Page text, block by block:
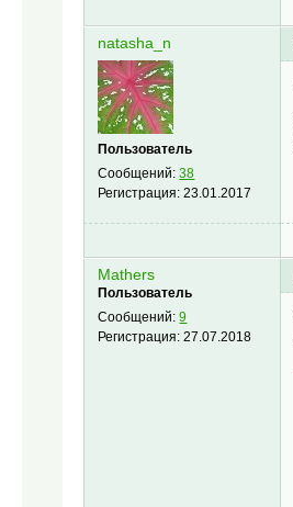
natasha_n
Пользователь
Сообщений:38
Регистрация:23.01.2017
Mathers
Пользователь
Сообщений:9
Регистрация:27.07.2018